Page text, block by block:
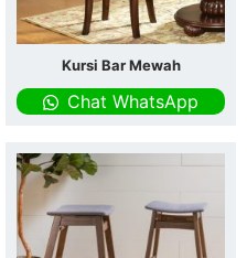
Kursi Bar Mewah
Chat WhatsApp